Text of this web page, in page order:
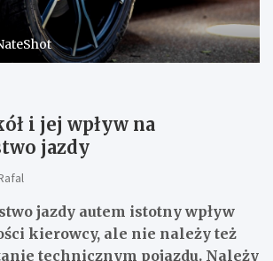
i jej wpływ na
jazdy
jazdy autem istotny wpływ
kierowcy, ale nie należy też
technicznym pojazdu. Należy